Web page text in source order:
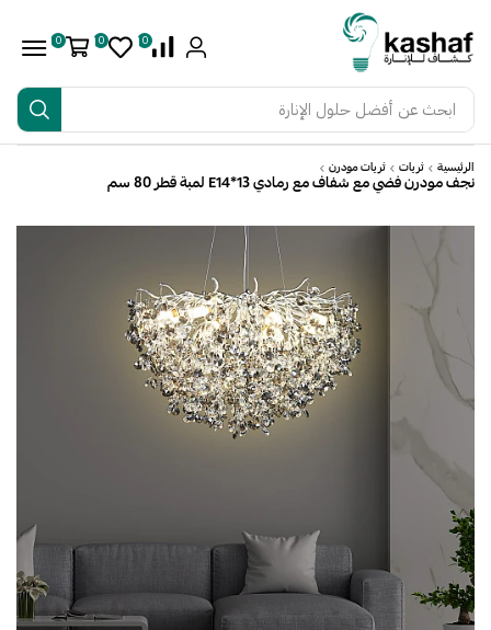
ابحث عن أفضل حلول الإنارة
0
0
0
الرئيسية ثريات ثريات مودرن
نجف مودرن فضي مع شفاف مع رمادي E14*13 لمبة قطر 80 سم